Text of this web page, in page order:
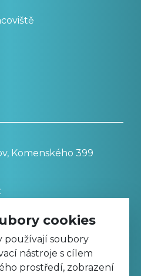
Komenského 399
stránek
cookies
používají soubory
nástroje s cílem
prostředí, zobrazení